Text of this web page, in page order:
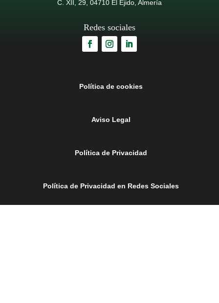
C. XII, 29, 04710 El Ejido, Almería
Redes sociales
Política de cookies
Aviso Legal
Política de Privacidad
Política de Privacidad en Redes Sociales